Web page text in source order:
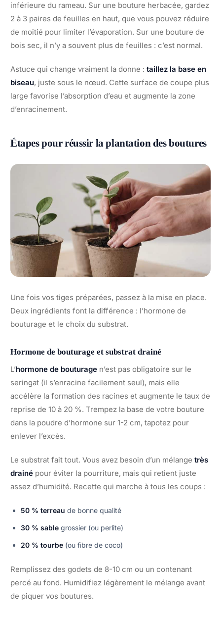
inférieure du rameau. Sur une bouture herbacée, gardez
2 à 3 paires de feuilles en haut, que vous pouvez réduire
de moitié pour limiter l’évaporation. Sur une bouture de
bois sec, il n’y a souvent plus de feuilles : c’est normal.
Astuce qui change vraiment la donne : taillez la base en
biseau, juste sous le nœud. Cette surface de coupe plus
large favorise l’absorption d’eau et augmente la zone
d’enracinement.
Étapes pour réussir la plantation des boutures
Une fois vos tiges préparées, passez à la mise en place.
Deux ingrédients font la différence : l’hormone de
bouturage et le choix du substrat.
Hormone de bouturage et substrat drainé
L’hormone de bouturage n’est pas obligatoire sur le
seringat (il s’enracine facilement seul), mais elle
accélère la formation des racines et augmente le taux de
reprise de 10 à 20 %. Trempez la base de votre bouture
dans la poudre d’hormone sur 1-2 cm, tapotez pour
enlever l’excès.
Le substrat fait tout. Vous avez besoin d’un mélange très
drainé pour éviter la pourriture, mais qui retient juste
assez d’humidité. Recette qui marche à tous les coups :
50 % terreau de bonne qualité
30 % sable grossier (ou perlite)
20 % tourbe (ou fibre de coco)
Remplissez des godets de 8-10 cm ou un contenant
percé au fond. Humidifiez légèrement le mélange avant
de piquer vos boutures.